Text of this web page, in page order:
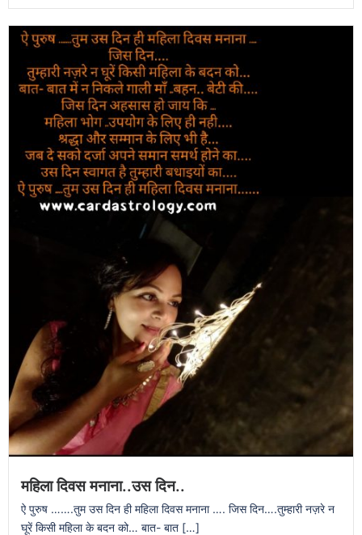
महिला दिवस मनाना..उस दिन..
ऐ पुरुष …….तुम उस दिन ही महिला दिवस मनाना …. जिस दिन….तुम्हारी नज़रे न
घूरें किसी महिला के बदन को… बात- बात […]